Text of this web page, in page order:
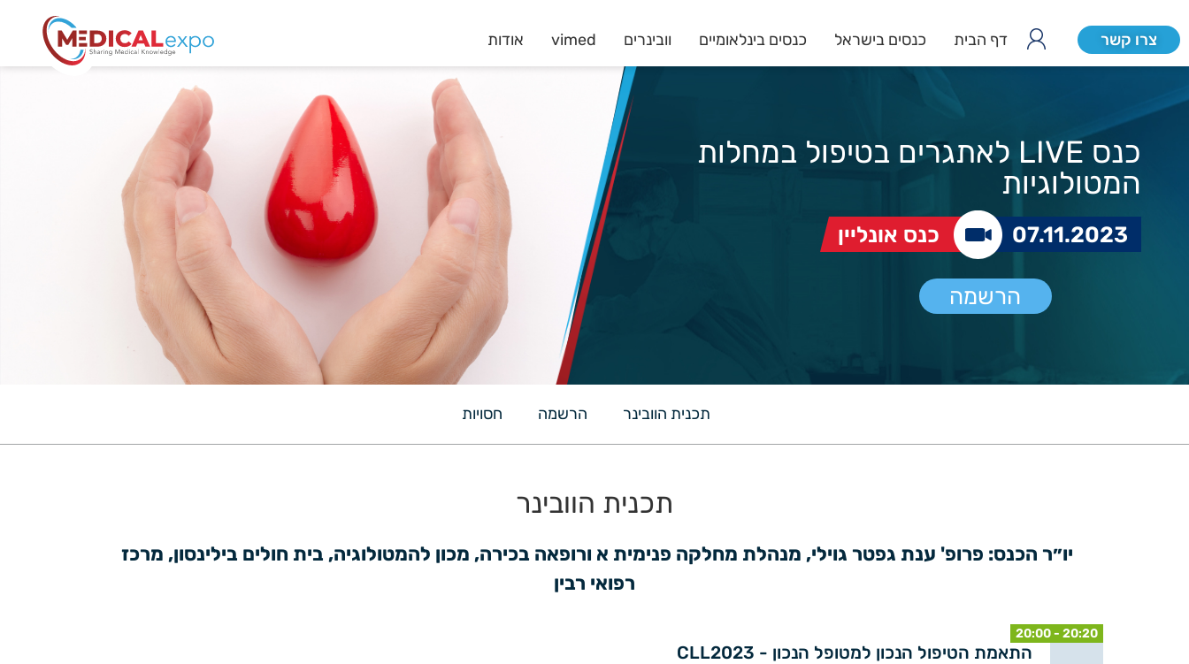
צרו קשר דף הבית כנסים בישראל כנסים בינלאומיים וובינרים vimed אודות
כנס LIVE לאתגרים בטיפול במחלות
המטולוגיות
07.11.2023 כנס אונליין
הרשמה
תכנית הוובינר הרשמה חסויות
תכנית הוובינר
רפואי רבין
20:00 - 20:20
התאמת הטיפול הנכון למטופל הנכון - CLL2023